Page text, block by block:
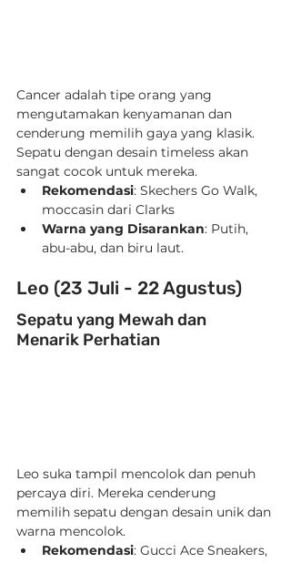
Cancer adalah tipe orang yang
mengutamakan kenyamanan dan
cenderung memilih gaya yang klasik.
Sepatu dengan desain timeless akan
sangat cocok untuk mereka.
Rekomendasi: Skechers Go Walk,
moccasin dari Clarks
Warna yang Disarankan: Putih,
abu-abu, dan biru laut.
Leo (23 Juli - 22 Agustus)
Sepatu yang Mewah dan
Menarik Perhatian
Leo suka tampil mencolok dan penuh
percaya diri. Mereka cenderung
memilih sepatu dengan desain unik dan
warna mencolok.
Rekomendasi: Gucci Ace Sneakers,